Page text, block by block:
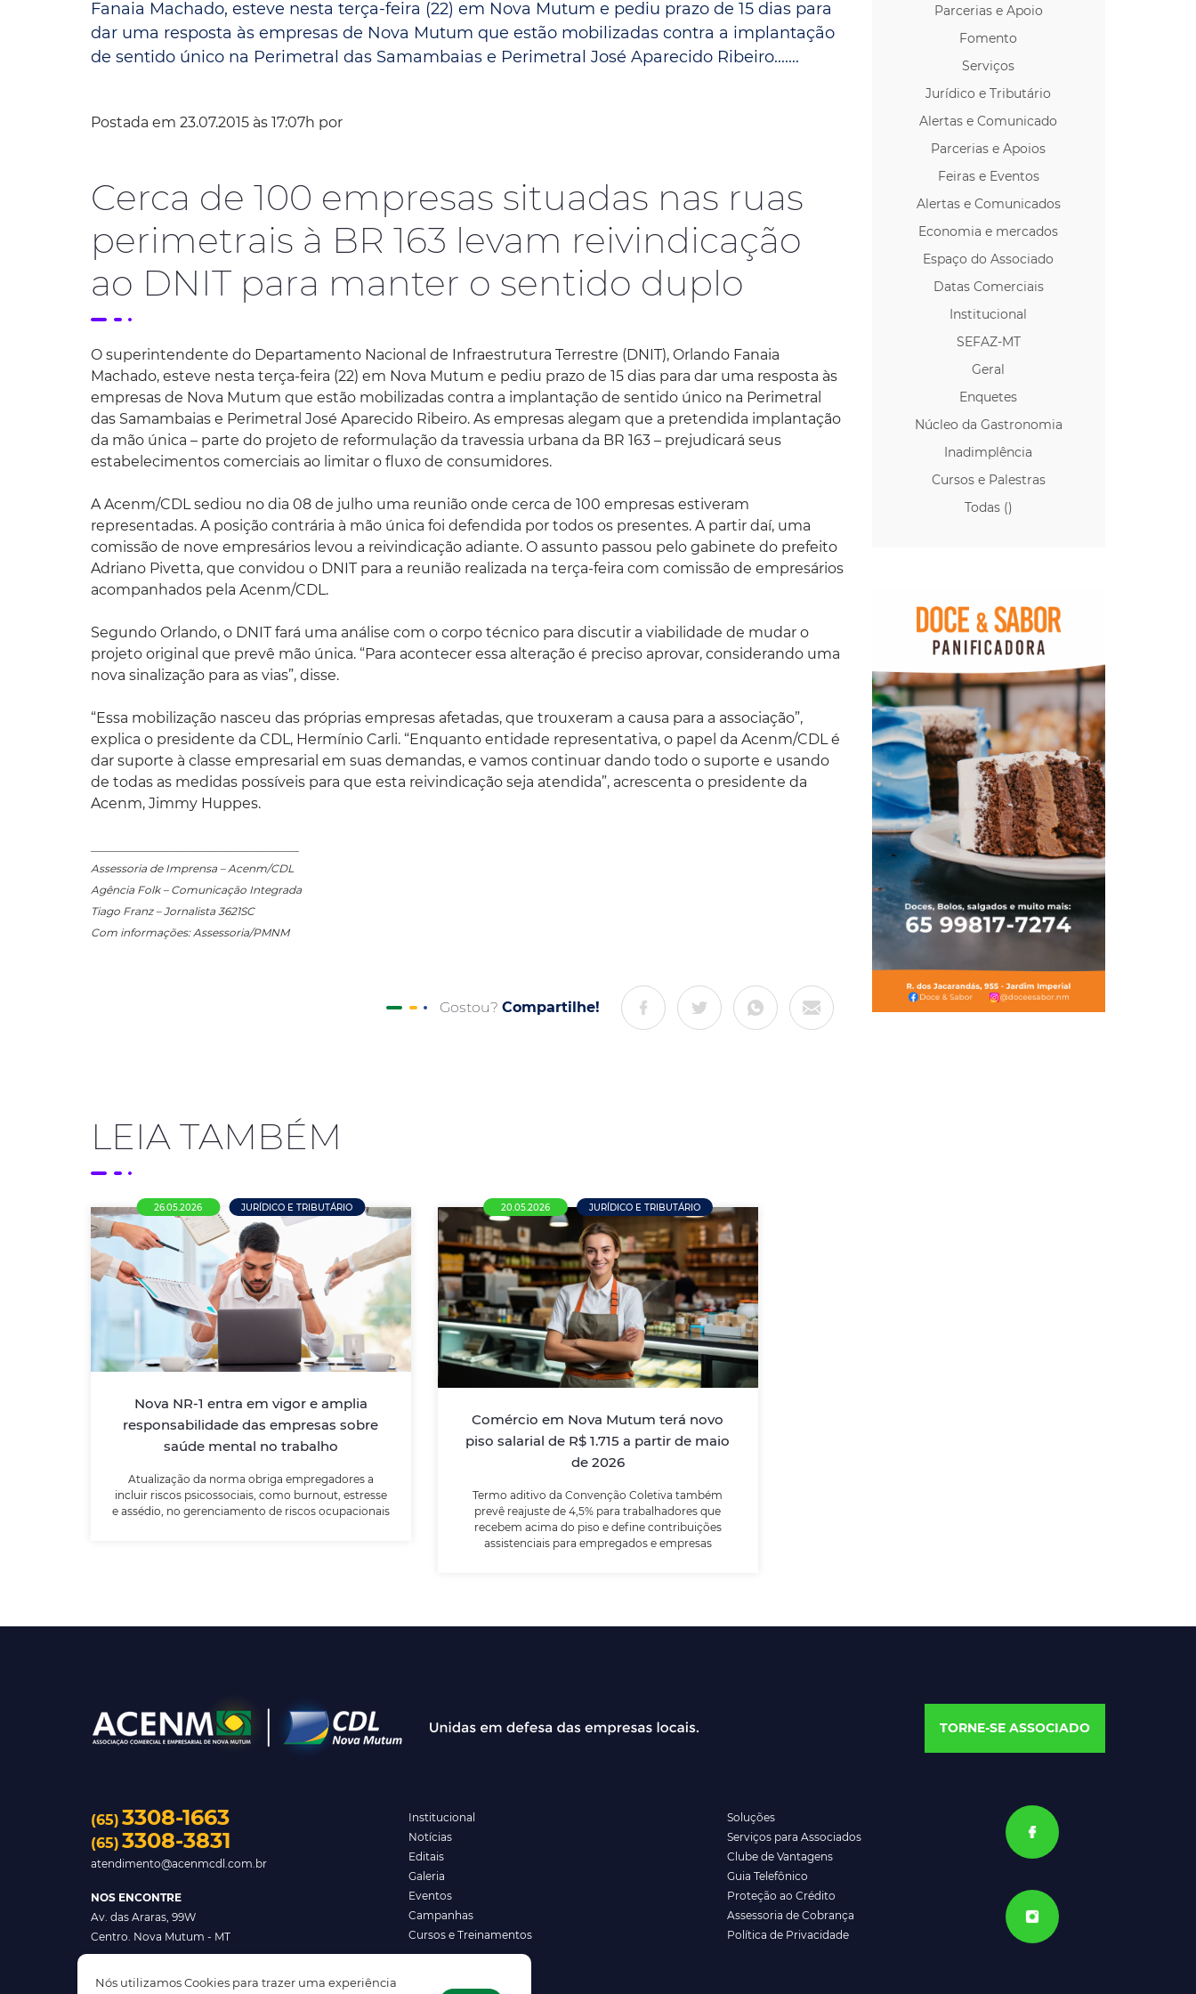
Nós utilizamos Cookies para trazer uma experiência
Convênio Parque das Águas
Proteção ao Crédito
Vante CRM
Espaços p/ Locação
Fanaia Machado, esteve nesta terça-feira (22) em Nova Mutum e pediu prazo de 15 dias para
dar uma resposta às empresas de Nova Mutum que estão mobilizadas contra a implantação
de sentido único na Perimetral das Samambaias e Perimetral José Aparecido Ribeiro.......
Postada em 23.07.2015 às 17:07h por
Cerca de 100 empresas situadas nas ruas
perimetrais à BR 163 levam reivindicação
ao DNIT para manter o sentido duplo
O superintendente do Departamento Nacional de Infraestrutura Terrestre (DNIT), Orlando Fanaia
Machado, esteve nesta terça-feira (22) em Nova Mutum e pediu prazo de 15 dias para dar uma resposta às
empresas de Nova Mutum que estão mobilizadas contra a implantação de sentido único na Perimetral
das Samambaias e Perimetral José Aparecido Ribeiro. As empresas alegam que a pretendida implantação
da mão única – parte do projeto de reformulação da travessia urbana da BR 163 – prejudicará seus
estabelecimentos comerciais ao limitar o fluxo de consumidores.
A Acenm/CDL sediou no dia 08 de julho uma reunião onde cerca de 100 empresas estiveram
representadas. A posição contrária à mão única foi defendida por todos os presentes. A partir daí, uma
comissão de nove empresários levou a reivindicação adiante. O assunto passou pelo gabinete do prefeito
Adriano Pivetta, que convidou o DNIT para a reunião realizada na terça-feira com comissão de empresários
acompanhados pela Acenm/CDL.
Segundo Orlando, o DNIT fará uma análise com o corpo técnico para discutir a viabilidade de mudar o
projeto original que prevê mão única. “Para acontecer essa alteração é preciso aprovar, considerando uma
nova sinalização para as vias”, disse.
“Essa mobilização nasceu das próprias empresas afetadas, que trouxeram a causa para a associação”,
explica o presidente da CDL, Hermínio Carli. “Enquanto entidade representativa, o papel da Acenm/CDL é
dar suporte à classe empresarial em suas demandas, e vamos continuar dando todo o suporte e usando
de todas as medidas possíveis para que esta reivindicação seja atendida”, acrescenta o presidente da
Acenm, Jimmy Huppes.
Assessoria de Imprensa – Acenm/CDL
Agência Folk – Comunicação Integrada
Tiago Franz – Jornalista 3621SC
Com informações: Assessoria/PMNM
Gostou? Compartilhe!
Parcerias e Apoio
Fomento
Serviços
Jurídico e Tributário
Alertas e Comunicado
Parcerias e Apoios
Feiras e Eventos
Alertas e Comunicados
Economia e mercados
Espaço do Associado
Datas Comerciais
Institucional
SEFAZ-MT
Geral
Enquetes
Núcleo da Gastronomia
Inadimplência
Cursos e Palestras
Todas ()
LEIA TAMBÉM
26.05.2026 JURÍDICO E TRIBUTÁRIO
Nova NR-1 entra em vigor e amplia
responsabilidade das empresas sobre
saúde mental no trabalho
Atualização da norma obriga empregadores a
incluir riscos psicossociais, como burnout, estresse
e assédio, no gerenciamento de riscos ocupacionais
Nova NR-1 entra em vigor e amplia
responsabilidade das empresas
sobre saúde mental no trabalho
Atualização da norma obriga
como burnout, estresse e assédio, no
gerenciamento de riscos ocupacionais
LEIA MAIS
20.05.2026 JURÍDICO E TRIBUTÁRIO
Comércio em Nova Mutum terá novo
piso salarial de R$ 1.715 a partir de maio
de 2026
Termo aditivo da Convenção Coletiva também
prevê reajuste de 4,5% para trabalhadores que
recebem acima do piso e define contribuições
assistenciais para empregados e empresas
Comércio em Nova Mutum terá
novo piso salarial de R$ 1.715 a
partir de maio de 2026
Termo aditivo da Convenção Coletiva
trabalhadores que recebem acima do piso e
empregados e empresas
LEIA MAIS
TORNE-SE ASSOCIADO
(65) 3308-1663
(65) 3308-3831
atendimento@acenmcdl.com.br
NOS ENCONTRE
Av. das Araras, 99W
Centro. Nova Mutum - MT
Institucional
Notícias
Editais
Galeria
Eventos
Campanhas
Cursos e Treinamentos
Soluções
Serviços para Associados
Clube de Vantagens
Guia Telefônico
Proteção ao Crédito
Assessoria de Cobrança
Política de Privacidade